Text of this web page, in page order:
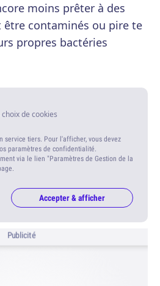
moins prêter à des
contaminés ou pire te
propres bactéries
de cookies
service tiers. Pour l'afficher, vous devez
paramètres de confidentialité.
via le lien "Paramètres de Gestion de la
Accepter & afficher
Publicité